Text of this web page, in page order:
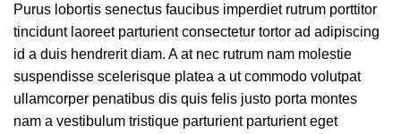
Purus lobortis senectus faucibus imperdiet rutrum porttitor
tincidunt laoreet parturient consectetur tortor ad adipiscing
id a duis hendrerit diam. A at nec rutrum nam molestie
suspendisse scelerisque platea a ut commodo volutpat
ullamcorper penatibus dis quis felis justo porta montes
nam a vestibulum tristique parturient parturient eget